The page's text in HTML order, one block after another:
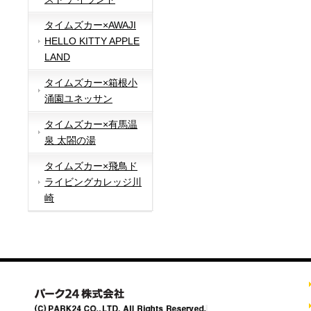
タイムズカー×AWAJI
HELLO KITTY APPLE
LAND
タイムズカー×箱根小
涌園ユネッサン
タイムズカー×有馬温
泉 太閤の湯
タイムズカー×飛鳥ド
ライビングカレッジ川
崎